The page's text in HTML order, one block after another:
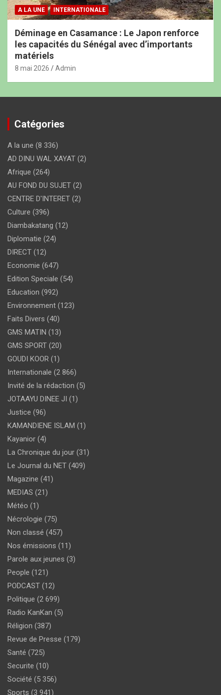
A LA UNE INTERNATIONALE
Déminage en Casamance : Le Japon renforce
les capacités du Sénégal avec d’importants
matériels
8 mai 2026 Admin
Catégories
A la une (8 336)
AD DINU WAL XAYAT (2)
Afrique (264)
AU FOND DU SUJET (2)
CENTRE D'INTERET (2)
Culture (396)
Diambakatang (12)
Diplomatie (24)
DIRECT (12)
Economie (647)
Edition Speciale (54)
Education (992)
Environnement (123)
Faits Divers (40)
GMS MATIN (13)
GMS SPORT (20)
GOUDI KOOR (1)
Internationale (2 866)
Invité de la rédaction (5)
JOTAAYU DINEE JI (1)
Justice (96)
KAMANDIENE ISLAM (1)
Kayanior (4)
La Chronique du jour (31)
Le Journal du NET (409)
Magazine (41)
MEDIAS (21)
Météo (1)
Nécrologie (75)
Non classé (457)
Nos émissions (11)
Parole aux jeunes (3)
People (121)
PODCAST (12)
Politique (2 699)
Radio KanKan (5)
Réligion (387)
Revue de Presse (179)
Santé (725)
Securite (10)
Société (5 356)
Sports (3 941)